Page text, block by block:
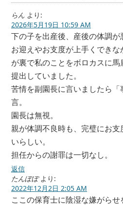
らん より:
2026年5月19日 10:59 AM
下の子を出産後、産後の体調が
お迎えやお支度が上手くでき
が裏で私のことをボロカスに
提出していました。
苦情を副園長に言いましたら
言。
園長は無視。
親が体調不良時も、完璧にお
いらしい。
担任からの謝罪は一切なし。
返信
たんぽぽ より:
2022年12月2日 2:05 AM
ここの保育士に陰湿な嫌がら